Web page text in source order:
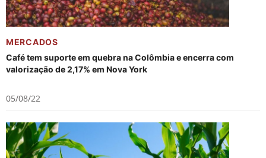
MERCADOS
Café tem suporte em quebra na Colômbia e encerra com
valorização de 2,17% em Nova York
05/08/22